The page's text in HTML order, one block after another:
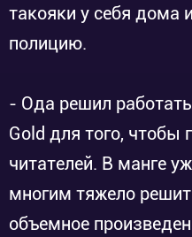
такояки у себя дома
полицию.
- Ода решил
Gold для того, чтобы
читателей. В манге
многим тяжело
объемное